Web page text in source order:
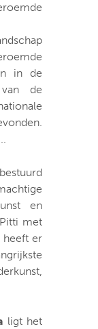
in de
de
en
met
heeft er
ligt het